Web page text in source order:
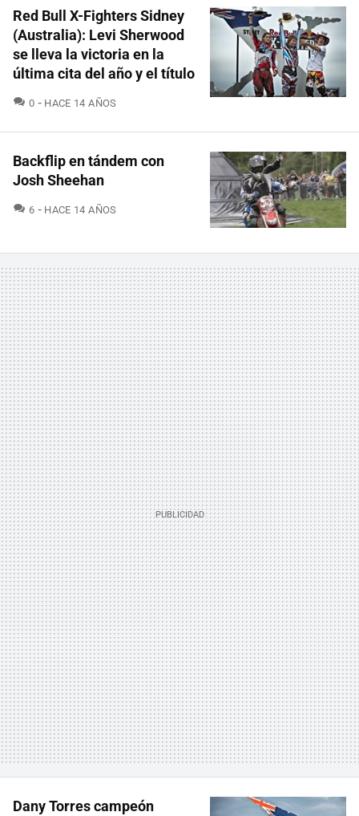
Red Bull X-Fighters Sidney
(Australia): Levi Sherwood
se lleva la victoria en la
última cita del año y el título
0 COMENTARIOS
HACE 14 AÑOS
Backflip en tándem con
Josh Sheehan
6 COMENTARIOS
HACE 14 AÑOS
Dany Torres campeón